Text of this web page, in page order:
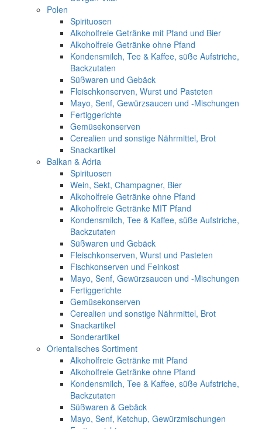
Polen
Spirituosen
Alkoholfreie Getränke mit Pfand und Bier
Alkoholfreie Getränke ohne Pfand
Kondensmilch, Tee & Kaffee, süße Aufstriche,
Backzutaten
Süßwaren und Gebäck
Fleischkonserven, Wurst und Pasteten
Mayo, Senf, Gewürzsaucen und -Mischungen
Fertiggerichte
Gemüsekonserven
Cerealien und sonstige Nährmittel, Brot
Snackartikel
Balkan & Adria
Spirituosen
Wein, Sekt, Champagner, Bier
Alkoholfreie Getränke ohne Pfand
Alkoholfreie Getränke MIT Pfand
Kondensmilch, Tee & Kaffee, süße Aufstriche,
Backzutaten
Süßwaren und Gebäck
Fleischkonserven, Wurst und Pasteten
Fischkonserven und Feinkost
Mayo, Senf, Gewürzsaucen und -Mischungen
Fertiggerichte
Gemüsekonserven
Cerealien und sonstige Nährmittel, Brot
Snackartikel
Sonderartikel
Orientalisches Sortiment
Alkoholfreie Getränke mit Pfand
Alkoholfreie Getränke ohne Pfand
Kondensmilch, Tee & Kaffee, süße Aufstriche,
Backzutaten
Süßwaren & Gebäck
Mayo, Senf, Ketchup, Gewürzmischungen